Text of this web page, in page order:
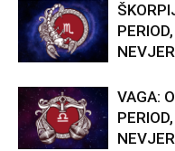
VAGA: